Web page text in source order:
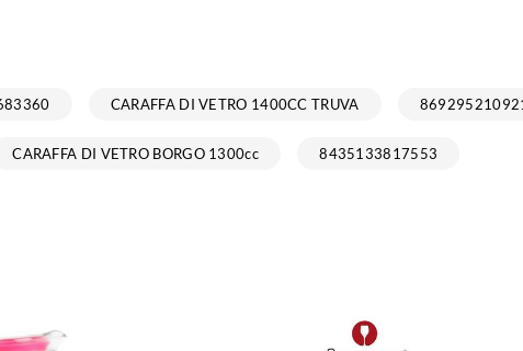
CARAFFA DI VETRO 1400CC TRUVA
CARAFFA DI VETRO BORGO 1300cc 8435133817553